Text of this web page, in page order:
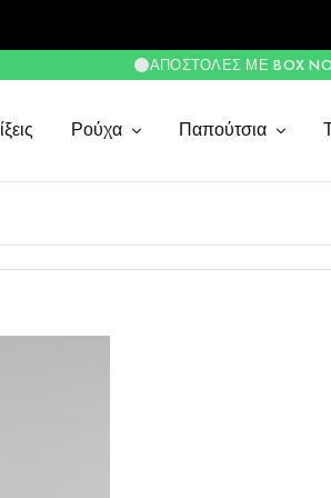
ΑΠΟΣΤΟΛΈΣ ΜΕ BOX
Ρούχα Παπούτσια